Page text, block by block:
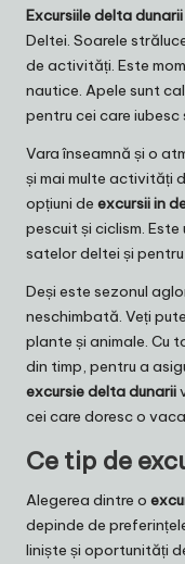
Excursiile delta dunarii
Deltei. Soarele
de activități. Este
nautice. Apele sunt
pentru cei care
Vara înseamnă și o
și mai multe activități
opțiuni de excursii in
pescuit și ciclism.
satelor deltei și
Deși este sezonul
neschimbată. Veți
plante și animale. Cu
din timp, pentru a
excursie delta dunarii
cei care doresc o
Ce tip de
Alegerea dintre o
depinde de
liniște și oportunități